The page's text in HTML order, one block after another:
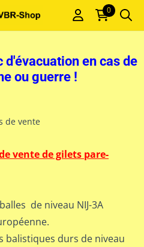
actuellement fermées.
0
d'évacuation en cas de
ou guerre !
de vente
vente de gilets pare-
de niveau NIJ-3A
balistiques durs de niveau